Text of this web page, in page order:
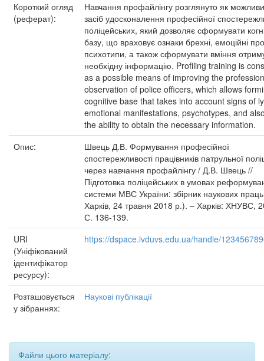
Короткий огляд
(реферат):
Навчання профайлінгу розглянуто як
засіб удосконалення професійної
поліцейських, який дозволяє сформувати
базу, що враховує ознаки брехні, емоційні
психотипи, а також сформувати вміння
необхідну інформацію. Profiling training is
as a possible means of improving the
observation of police officers, which allows
cognitive base that takes into account signs of
emotional manifestations, psychotypes, and
the ability to obtain the necessary information.
Опис:
Швець Д.В. Формування професійної
спостережливості працівників патрульної
через навчання профайлінгу / Д.В. Швець //
Підготовка поліцейських в умовах
системи МВС України: збірник наукових
Харків, 24 травня 2018 р.). – Харків: ХНУВС,
С. 136-139.
URI
(Уніфікований
ідентифікатор
ресурсу):
https://dspace.lvduvs.edu.ua/handle/
Розташовується
у зібраннях:
Наукові публікації
Файли цього матеріалу: